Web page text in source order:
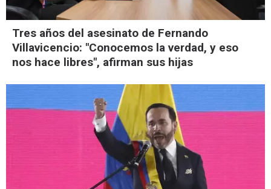
Tres años del asesinato de Fernando
Villavicencio: "Conocemos la verdad, y eso
nos hace libres", afirman sus hijas